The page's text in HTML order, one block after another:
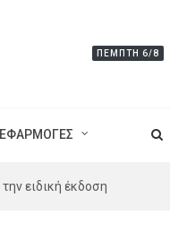
ΠΈΜΠΤΗ 6/8
ΕΦΑΡΜΟΓΕΣ
την ειδική έκδοση